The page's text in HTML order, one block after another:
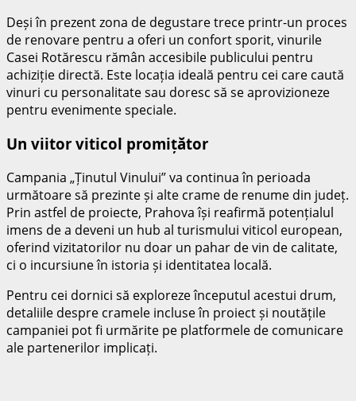
Deși în prezent zona de degustare trece printr-un proces
de renovare pentru a oferi un confort sporit, vinurile
Casei Rotărescu rămân accesibile publicului pentru
achiziție directă. Este locația ideală pentru cei care caută
vinuri cu personalitate sau doresc să se aprovizioneze
pentru evenimente speciale.
Un viitor viticol promițător
Campania „Ținutul Vinului” va continua în perioada
următoare să prezinte și alte crame de renume din județ.
Prin astfel de proiecte, Prahova își reafirmă potențialul
imens de a deveni un hub al turismului viticol european,
oferind vizitatorilor nu doar un pahar de vin de calitate,
ci o incursiune în istoria și identitatea locală.
Pentru cei dornici să exploreze începutul acestui drum,
detaliile despre cramele incluse în proiect și noutățile
campaniei pot fi urmărite pe platformele de comunicare
ale partenerilor implicați.